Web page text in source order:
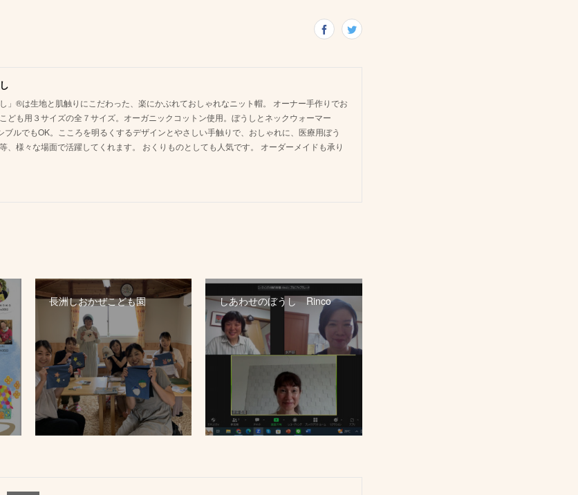
し」®は生地と肌触りにこだわった、楽にかぶれておしゃれなニット帽。 オーナー手作りでお
ども用３サイズの全７サイズ。オーガニックコットン使用。ぼうしとネックウォーマー
ブルでもOK。こころを明るくするデザインとやさしい手触りで、おしゃれに、医療用ぼう
、様々な場面で活躍してくれます。 おくりものとしても人気です。 オーダーメイドも承り
長洲しおかぜこども園 しあわせのぼうし Rinco